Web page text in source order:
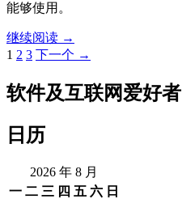
能够使用。
继续阅读MySQL
的
Cache
优
→
文
导
1 2 3 下一个 →
软件及互联网爱好者
日历
2026 年 8 月
一 二 三 四 五 六 日